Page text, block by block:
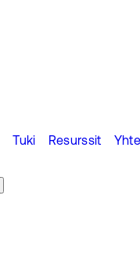
Tuki Resurssit